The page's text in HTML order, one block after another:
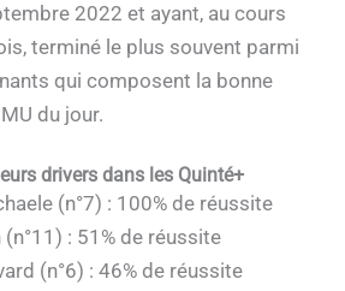
2022 et ayant, au cours
terminé le plus souvent parmi
qui composent la bonne
du jour.
drivers dans les Quinté+
(n°7) : 100% de réussite
(n°11) : 51% de réussite
(n°6) : 46% de réussite